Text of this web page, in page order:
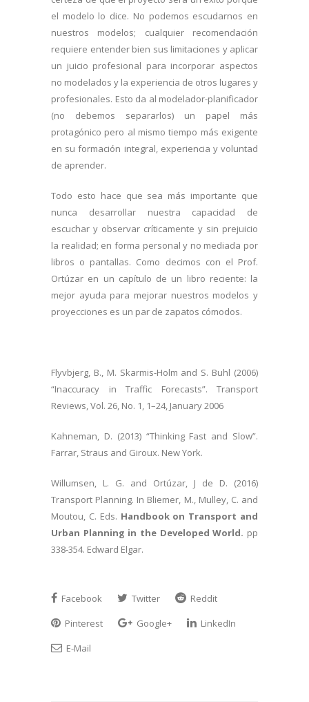
el modelo lo dice. No podemos escudarnos en
nuestros modelos; cualquier recomendación
requiere entender bien sus limitaciones y aplicar
un juicio profesional para incorporar aspectos
no modelados y la experiencia de otros lugares y
profesionales. Esto da al modelador-planificador
(no debemos separarlos) un papel más
protagónico pero al mismo tiempo más exigente
en su formación integral, experiencia y voluntad
de aprender.
Todo esto hace que sea más importante que
nunca desarrollar nuestra capacidad de
escuchar y observar críticamente y sin prejuicio
la realidad; en forma personal y no mediada por
libros o pantallas. Como decimos con el Prof.
Ortúzar en un capítulo de un libro reciente: la
mejor ayuda para mejorar nuestros modelos y
proyecciones es un par de zapatos cómodos.
Flyvbjerg, B., M. Skarmis-Holm and S. Buhl (2006)
“Inaccuracy in Traffic Forecasts”. Transport
Reviews, Vol. 26, No. 1, 1–24, January 2006
Kahneman, D. (2013) “Thinking Fast and Slow”.
Farrar, Straus and Giroux. New York.
Willumsen, L. G. and Ortúzar, J de D. (2016)
Transport Planning. In Bliemer, M., Mulley, C. and
Moutou, C. Eds. Handbook on Transport and
Urban Planning in the Developed World. pp
338-354. Edward Elgar.
Facebook Twitter
Reddit
Pinterest
Google+
LinkedIn
E-Mail